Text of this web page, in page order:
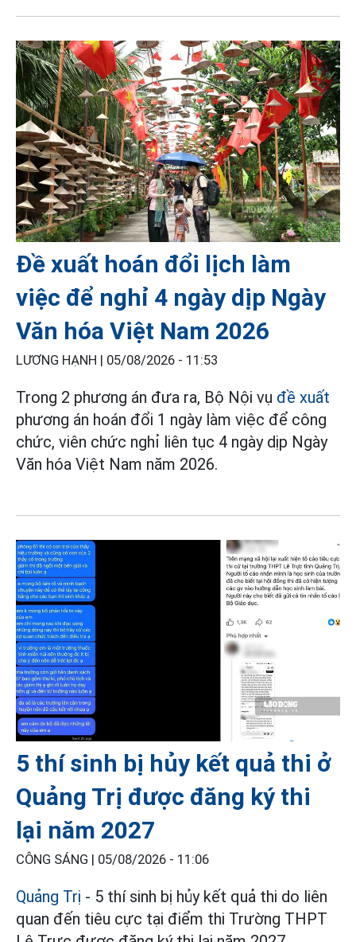
Đề xuất hoán đổi lịch làm
việc để nghỉ 4 ngày dịp Ngày
Văn hóa Việt Nam 2026
LƯƠNG HẠNH | 05/08/2026 - 11:53
Trong 2 phương án đưa ra, Bộ Nội vụ đề xuất
phương án hoán đổi 1 ngày làm việc để công
chức, viên chức nghỉ liên tục 4 ngày dịp Ngày
Văn hóa Việt Nam năm 2026.
5 thí sinh bị hủy kết quả thi ở
Quảng Trị được đăng ký thi
lại năm 2027
CÔNG SÁNG | 05/08/2026 - 11:06
Quảng Trị - 5 thí sinh bị hủy kết quả thi do liên
quan đến tiêu cực tại điểm thi Trường THPT